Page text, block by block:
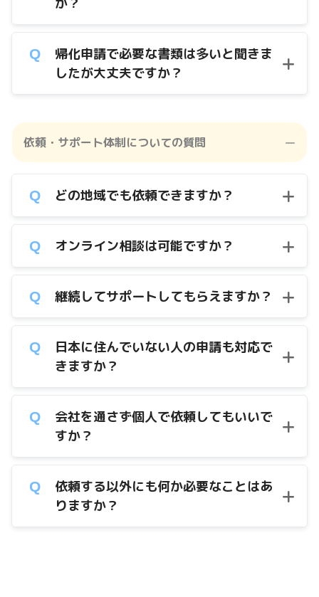
帰化申請で必要な書類は多いと聞きま
したが大丈夫ですか？
依頼・サポート体制についての質問
どの地域でも依頼できますか？
オンライン相談は可能ですか？
継続してサポートしてもらえますか？
日本に住んでいない人の申請も対応で
きますか？
会社を通さず個人で依頼してもいいで
すか？
依頼する以外にも何か必要なことはあ
りますか？